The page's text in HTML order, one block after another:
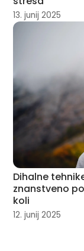
13. junij 2025
Dihalne
znanstveno
koli
12. junij 2025